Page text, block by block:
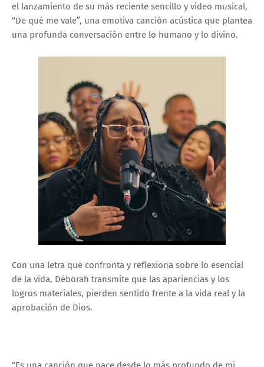
el lanzamiento de su más reciente sencillo y video musical,
“De qué me vale”, una emotiva canción acústica que plantea
una profunda conversación entre lo humano y lo divino.
Con una letra que confronta y reflexiona sobre lo esencial
de la vida, Déborah transmite que las apariencias y los
logros materiales, pierden sentido frente a la vida real y la
aprobación de Dios.